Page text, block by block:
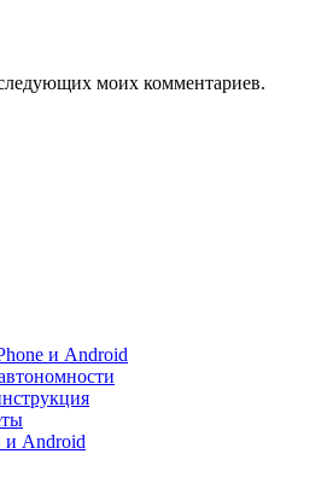
моих комментариев.
и Android
и Android